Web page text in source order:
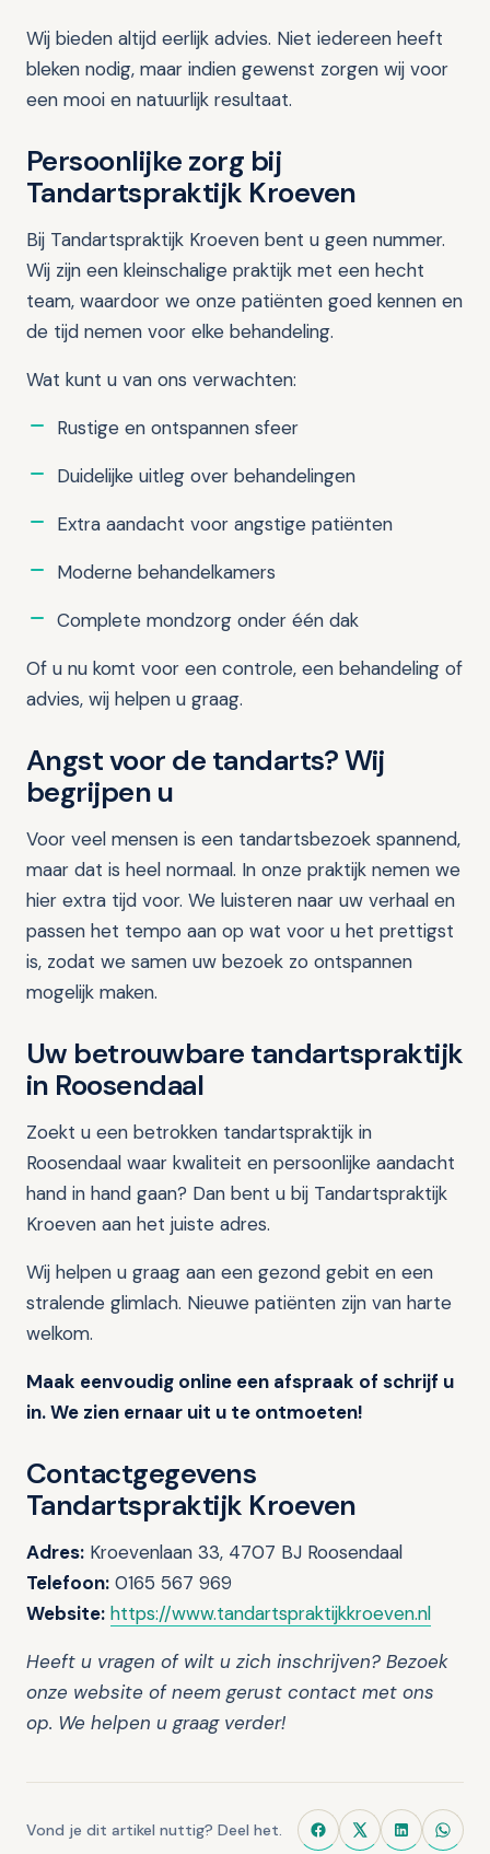
Wij bieden altijd eerlijk advies. Niet iedereen heeft
bleken nodig, maar indien gewenst zorgen wij voor
een mooi en natuurlijk resultaat.
Persoonlijke zorg bij
Tandartspraktijk Kroeven
Bij Tandartspraktijk Kroeven bent u geen nummer.
Wij zijn een kleinschalige praktijk met een hecht
team, waardoor we onze patiënten goed kennen en
de tijd nemen voor elke behandeling.
Wat kunt u van ons verwachten:
Rustige en ontspannen sfeer
Duidelijke uitleg over behandelingen
Extra aandacht voor angstige patiënten
Moderne behandelkamers
Complete mondzorg onder één dak
Of u nu komt voor een controle, een behandeling of
advies, wij helpen u graag.
Angst voor de tandarts? Wij
begrijpen u
Voor veel mensen is een tandartsbezoek spannend,
maar dat is heel normaal. In onze praktijk nemen we
hier extra tijd voor. We luisteren naar uw verhaal en
passen het tempo aan op wat voor u het prettigst
is, zodat we samen uw bezoek zo ontspannen
mogelijk maken.
Uw betrouwbare tandartspraktijk
in Roosendaal
Zoekt u een betrokken tandartspraktijk in
Roosendaal waar kwaliteit en persoonlijke aandacht
hand in hand gaan? Dan bent u bij Tandartspraktijk
Kroeven aan het juiste adres.
Wij helpen u graag aan een gezond gebit en een
stralende glimlach. Nieuwe patiënten zijn van harte
welkom.
Maak eenvoudig online een afspraak of schrijf u
in. We zien ernaar uit u te ontmoeten!
Contactgegevens
Tandartspraktijk Kroeven
Adres: Kroevenlaan 33, 4707 BJ Roosendaal
Telefoon: 0165 567 969
Website: https://www.tandartspraktijkkroeven.nl
Heeft u vragen of wilt u zich inschrijven? Bezoek
onze website of neem gerust contact met ons
op. We helpen u graag verder!
Vond je dit artikel nuttig? Deel het.